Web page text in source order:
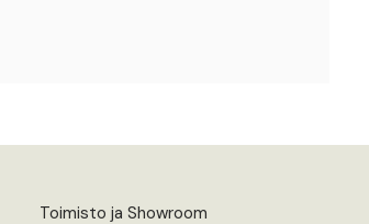
Toimisto ja Showroom